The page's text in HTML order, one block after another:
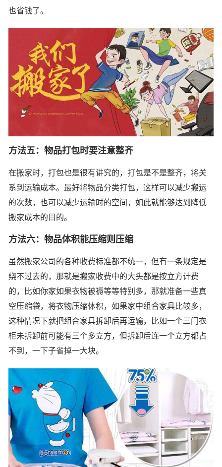
也省钱了。
方法五：物品打包时要注意整齐
在搬家时，打包也是很有讲究的，打包是不是整齐，将关
系到运输成本。最好将物品分类打包，这样可以减少搬运
的次数，也可以减少运输时的空间，如此就能够达到降低
搬家成本的目的。
方法六：物品体积能压缩则压缩
虽然搬家公司的各种收费标准都不统一，但有一条规定是
绕不过去的，那就是搬家收费中的大头都是按立方计费
的，比如你家如果衣物被褥等等特别多，那就准备一些真
空压缩袋，将衣物压缩体积，如果家中组合家具比较多，
这种情况下就把组合家具拆卸后再运输，比如一个三门衣
柜未拆卸前可能有三个多立方，但拆卸后连一个立方都占
不到，一下子省掉一大块。